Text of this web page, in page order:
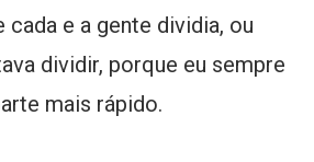
cada e a gente dividia, ou
dividir, porque eu sempre
mais rápido.